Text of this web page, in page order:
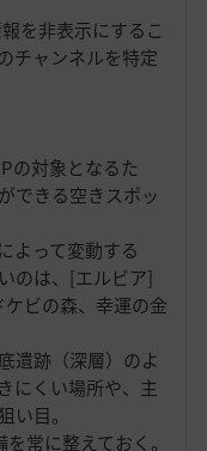
を非表示にするこ
チャンネルを特定
の対象となるた
できる空きスポッ
よって変動する
のは、[エルビア]
ビの森、幸運の金
遺跡（深層）のよ
にくい場所や、主
い目。
常に整えておく。